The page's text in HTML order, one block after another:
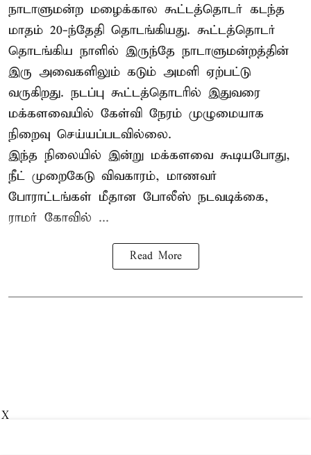
நாடாளுமன்ற மழைக்கால கூட்டத்தொடர் கடந்த
மாதம் 20-ந்தேதி தொடங்கியது. கூட்டத்தொடர்
தொடங்கிய நாளில் இருந்தே நாடாளுமன்றத்தின்
இரு அவைகளிலும் கடும் அமளி ஏற்பட்டு
வருகிறது. நடப்பு கூட்டத்தொடரில் இதுவரை
மக்களவையில் கேள்வி நேரம் முழுமையாக
நிறைவு செய்யப்படவில்லை.
இந்த நிலையில் இன்று மக்களவை கூடியபோது,
நீட் முறைகேடு விவகாரம், மாணவர்
போராட்டங்கள் மீதான போலீஸ் நடவடிக்கை,
ராமர் கோவில் ...
Read More
X